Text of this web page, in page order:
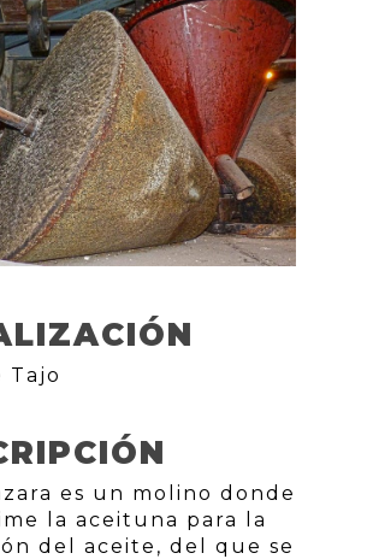
Tajo
es un molino donde
la aceituna para la
del aceite, del que se